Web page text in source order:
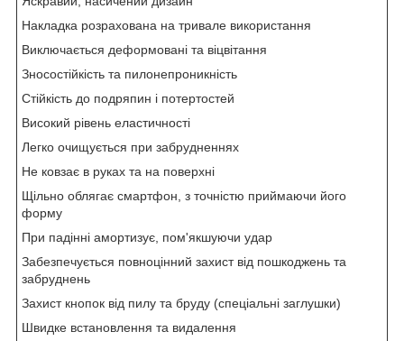
Накладка розрахована на тривале використання
Виключається деформовані та віцвітання
Зносостійкість та пилонепроникність
Стійкість до подряпин і потертостей
Високий рівень еластичності
Легко очищується при забрудненнях
Не ковзає в руках та на поверхні
Щільно облягає смартфон, з точністю приймаючи його
форму
При падінні амортизує, пом'якшуючи удар
Забезпечується повноцінний захист від пошкоджень та
забруднень
Захист кнопок від пилу та бруду (спеціальні заглушки)
Швидке встановлення та видалення